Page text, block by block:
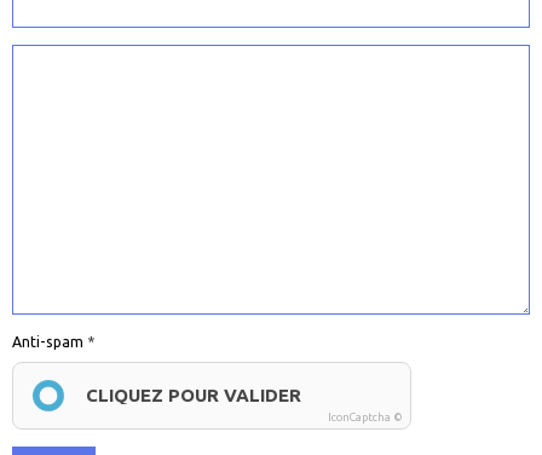
Anti-spam
CLIQUEZ POUR VALIDER
IconCaptcha ©